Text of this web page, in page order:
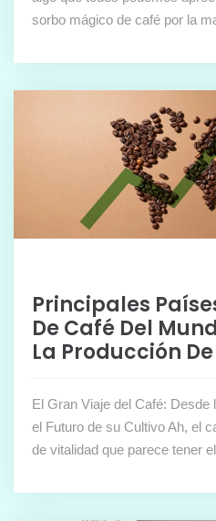
sorbo mágico de café por la
Principales
De Café Del
La Producción
El Gran Viaje del Café: Desde
el Futuro de su Cultivo Ah, el
de vitalidad que parece tener